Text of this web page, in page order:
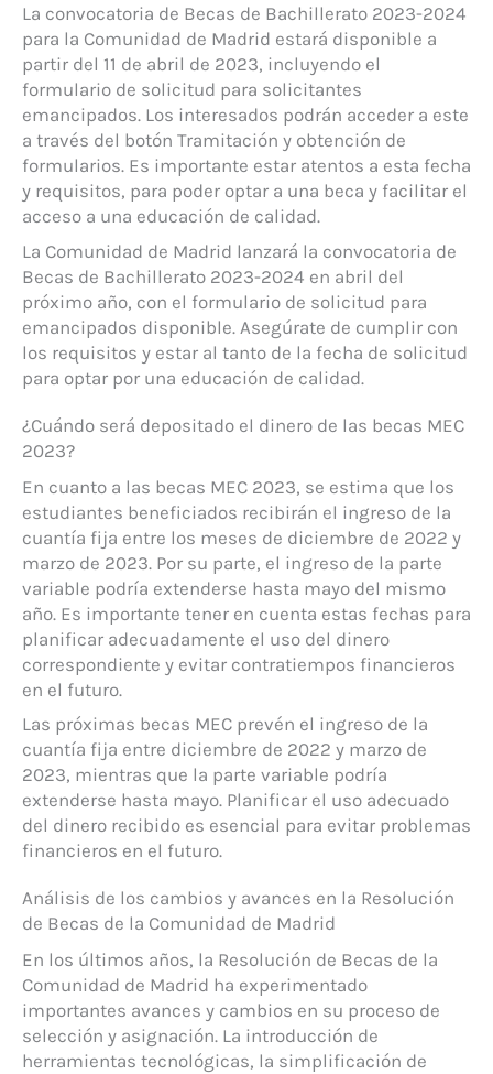
La convocatoria de Becas de Bachillerato 2023-2024
para la Comunidad de Madrid estará disponible a
partir del 11 de abril de 2023, incluyendo el
formulario de solicitud para solicitantes
emancipados. Los interesados podrán acceder a este
a través del botón Tramitación y obtención de
formularios. Es importante estar atentos a esta fecha
y requisitos, para poder optar a una beca y facilitar el
acceso a una educación de calidad.
La Comunidad de Madrid lanzará la convocatoria de
Becas de Bachillerato 2023-2024 en abril del
próximo año, con el formulario de solicitud para
emancipados disponible. Asegúrate de cumplir con
los requisitos y estar al tanto de la fecha de solicitud
para optar por una educación de calidad.
¿Cuándo será depositado el dinero de las becas MEC
2023?
En cuanto a las becas MEC 2023, se estima que los
estudiantes beneficiados recibirán el ingreso de la
cuantía fija entre los meses de diciembre de 2022 y
marzo de 2023. Por su parte, el ingreso de la parte
variable podría extenderse hasta mayo del mismo
año. Es importante tener en cuenta estas fechas para
planificar adecuadamente el uso del dinero
correspondiente y evitar contratiempos financieros
en el futuro.
Las próximas becas MEC prevén el ingreso de la
cuantía fija entre diciembre de 2022 y marzo de
2023, mientras que la parte variable podría
extenderse hasta mayo. Planificar el uso adecuado
del dinero recibido es esencial para evitar problemas
financieros en el futuro.
Análisis de los cambios y avances en la Resolución
de Becas de la Comunidad de Madrid
En los últimos años, la Resolución de Becas de la
Comunidad de Madrid ha experimentado
importantes avances y cambios en su proceso de
selección y asignación. La introducción de
herramientas tecnológicas, la simplificación de